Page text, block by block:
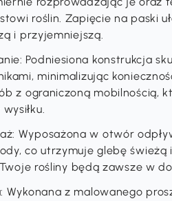
roślin. Zapięcie na paski
i przyjemniejszą.
Podniesiona konstrukcja
minimalizując
z ograniczoną mobilnością,
Wyposażona w otwór
co utrzymuje glebę
rośliny będą zawsze w
Wykonana z malowanego